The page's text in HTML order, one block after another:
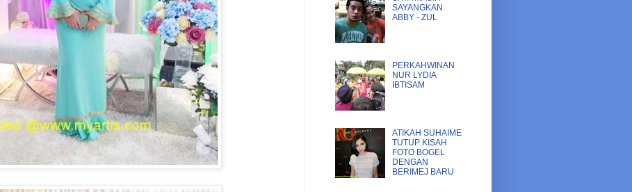
SAYANGKAN
ABBY - ZUL
PERKAHWINAN
NUR LYDIA
IBTISAM
ATIKAH SUHAIME
TUTUP KISAH
FOTO BOGEL
DENGAN
BERIMEJ BARU